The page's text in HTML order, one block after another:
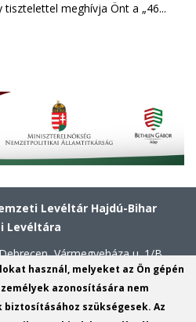
meghívja Önt a „46...
Levéltár Hajdú-Bihar
Levéltára
Vármegyeháza u. 1/B.
52 503 296 (Titkárság), +36 52
311 4621 (Központi Kutató), +36
használ, melyeket az Ön gépén
azonosítására nem
szükségesek. Az